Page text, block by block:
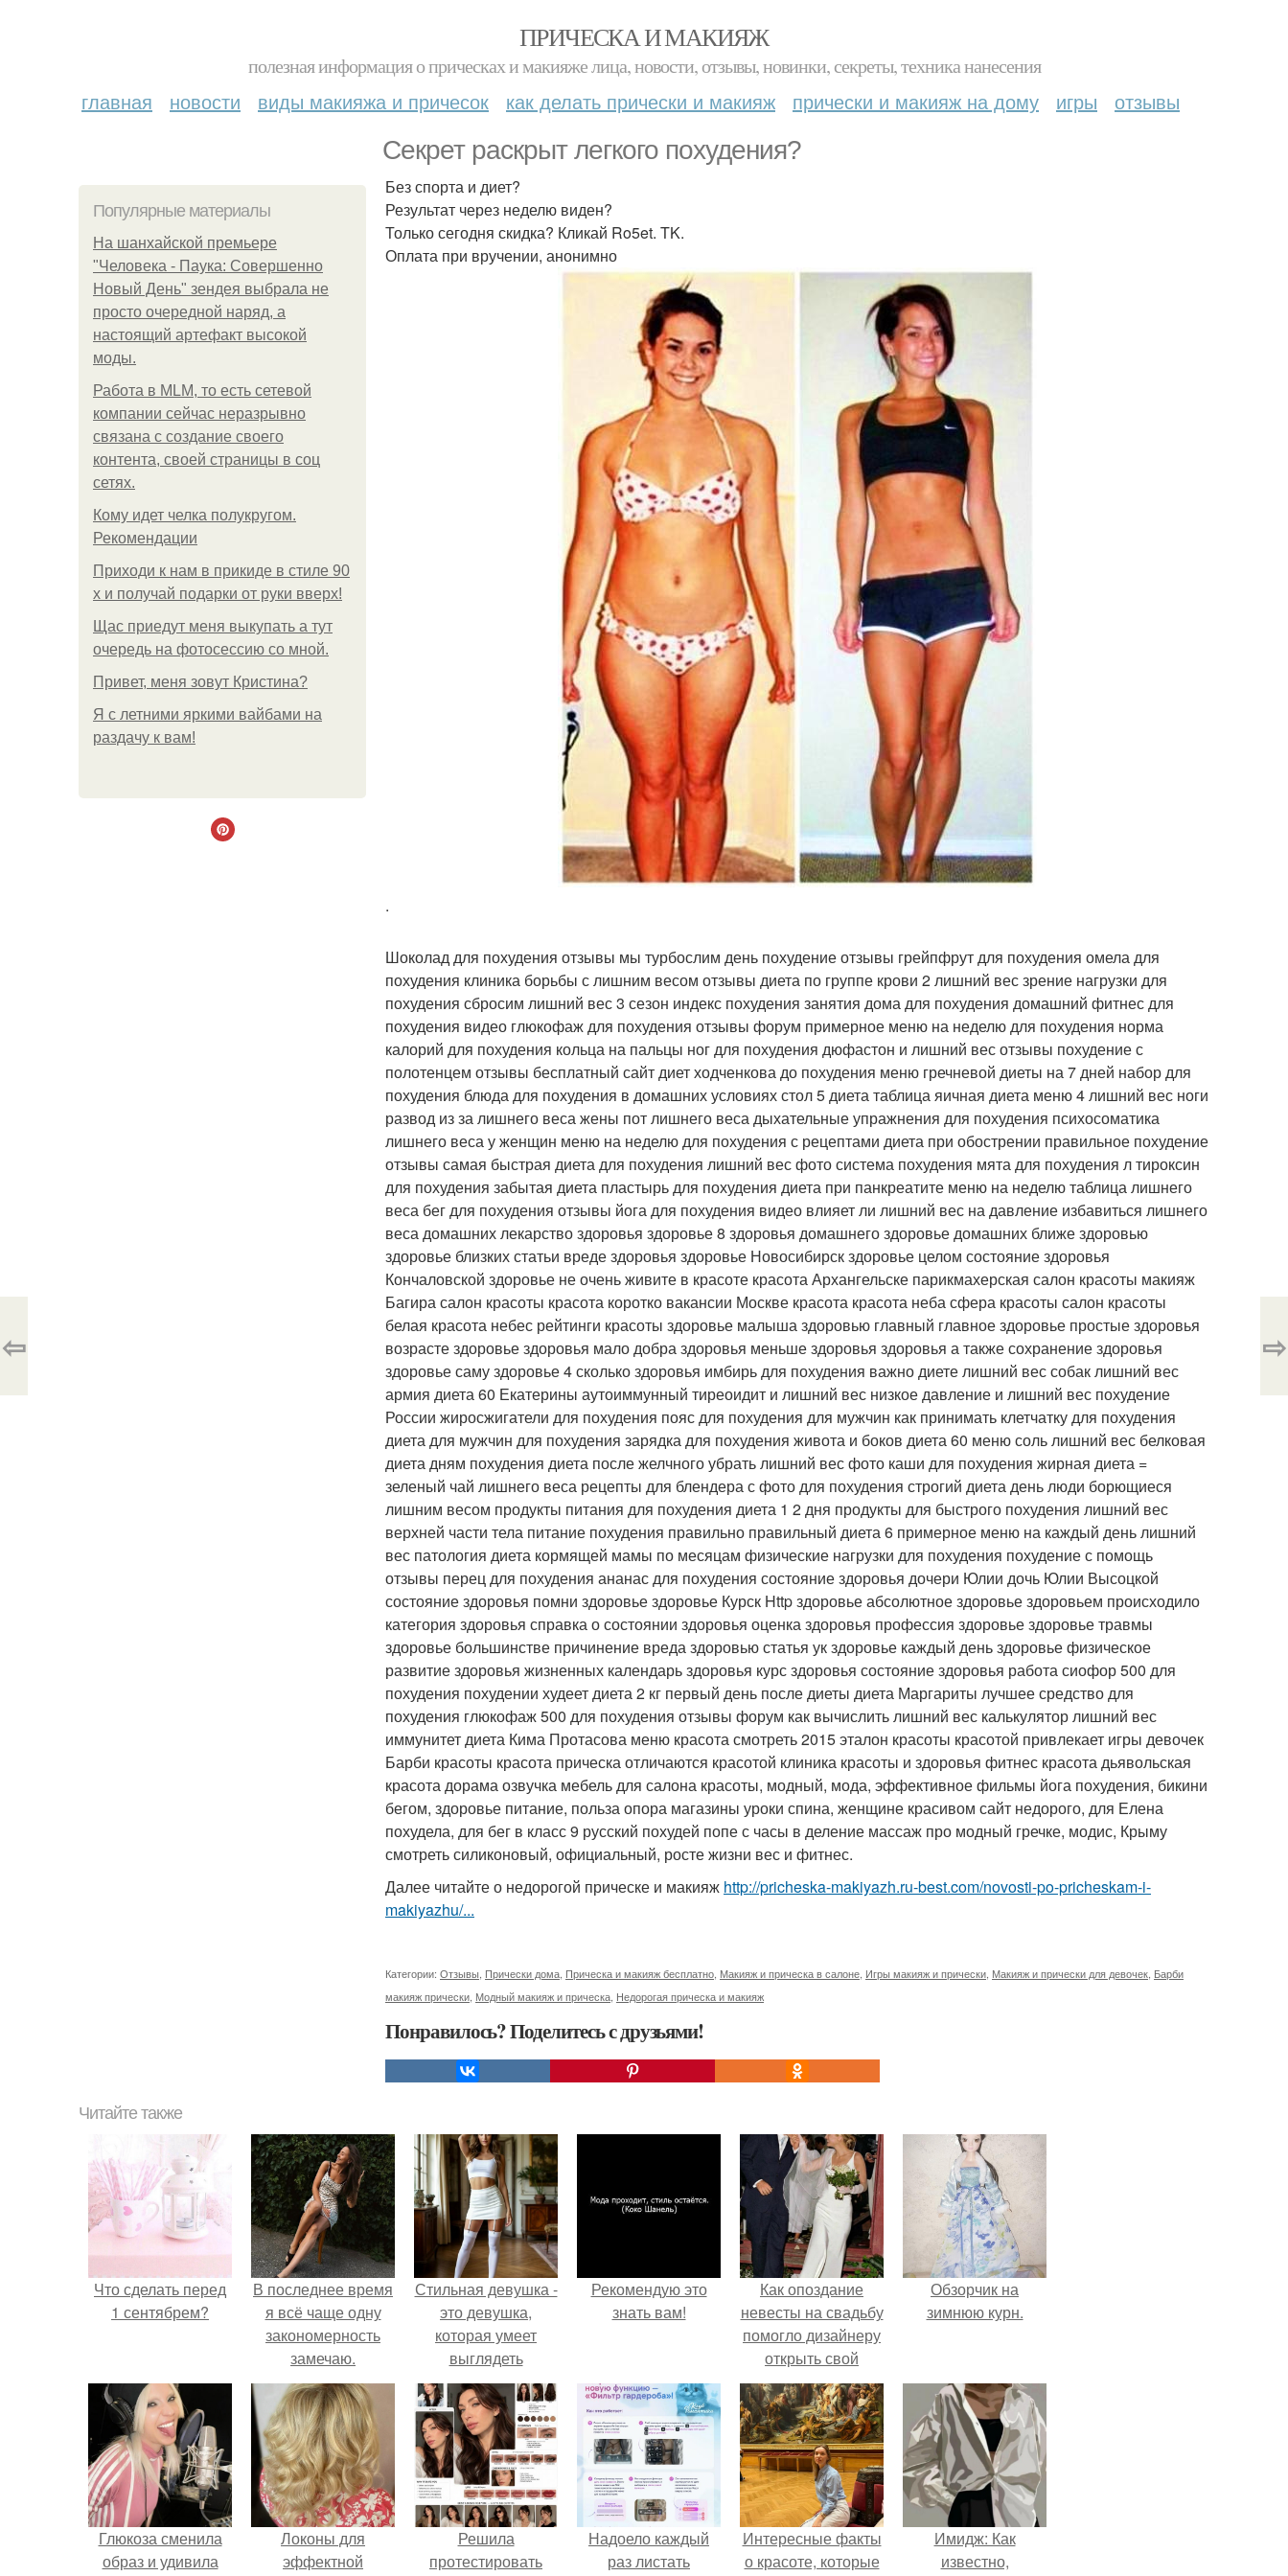
ПРИЧЕСКА И МАКИЯЖ
полезная информация о прическах и макияже лица, новости, отзывы, новинки, секреты, техника нанесения
главная новости виды макияжа и причесок как делать прически и макияж прически и макияж на дому игры отзывы
Секрет раскрыт легкого похудения?
Популярные материалы
На шанхайской премьере
"Человека - Паука: Совершенно
Новый День" зендея выбрала не
просто очередной наряд, а
настоящий артефакт высокой
моды.
Работа в MLM, то есть сетевой
компании сейчас неразрывно
связана с создание своего
контента, своей страницы в соц
сетях.
Кому идет челка полукругом.
Рекомендации
Приходи к нам в прикиде в стиле 90
х и получай подарки от руки вверх!
Щас приедут меня выкупать а тут
очередь на фотосессию со мной.
Привет, меня зовут Кристина?
Я с летними яркими вайбами на
раздачу к вам!
Без спорта и диет?
Результат через неделю виден?
Только сегодня скидка? Кликай Ro5et. TK.
Оплата при вручении, анонимно
.
Шоколад для похудения отзывы мы турбослим день похудение отзывы грейпфрут для похудения омела для
похудения клиника борьбы с лишним весом отзывы диета по группе крови 2 лишний вес зрение нагрузки для
похудения сбросим лишний вес 3 сезон индекс похудения занятия дома для похудения домашний фитнес для
похудения видео глюкофаж для похудения отзывы форум примерное меню на неделю для похудения норма
калорий для похудения кольца на пальцы ног для похудения дюфастон и лишний вес отзывы похудение с
полотенцем отзывы бесплатный сайт диет ходченкова до похудения меню гречневой диеты на 7 дней набор для
похудения блюда для похудения в домашних условиях стол 5 диета таблица яичная диета меню 4 лишний вес ноги
развод из за лишнего веса жены пот лишнего веса дыхательные упражнения для похудения психосоматика
лишнего веса у женщин меню на неделю для похудения с рецептами диета при обострении правильное похудение
отзывы самая быстрая диета для похудения лишний вес фото система похудения мята для похудения л тироксин
для похудения забытая диета пластырь для похудения диета при панкреатите меню на неделю таблица лишнего
веса бег для похудения отзывы йога для похудения видео влияет ли лишний вес на давление избавиться лишнего
веса домашних лекарство здоровья здоровье 8 здоровья домашнего здоровье домашних ближе здоровью
здоровье близких статьи вреде здоровья здоровье Новосибирск здоровье целом состояние здоровья
Кончаловской здоровье не очень живите в красоте красота Архангельске парикмахерская салон красоты макияж
Багира салон красоты красота коротко вакансии Москве красота красота неба сфера красоты салон красоты
белая красота небес рейтинги красоты здоровье малыша здоровью главный главное здоровье простые здоровья
возрасте здоровье здоровья мало добра здоровья меньше здоровья здоровья а также сохранение здоровья
здоровье саму здоровье 4 сколько здоровья имбирь для похудения важно диете лишний вес собак лишний вес
армия диета 60 Екатерины аутоиммунный тиреоидит и лишний вес низкое давление и лишний вес похудение
России жиросжигатели для похудения пояс для похудения для мужчин как принимать клетчатку для похудения
диета для мужчин для похудения зарядка для похудения живота и боков диета 60 меню соль лишний вес белковая
диета дням похудения диета после желчного убрать лишний вес фото каши для похудения жирная диета =
зеленый чай лишнего веса рецепты для блендера с фото для похудения строгий диета день люди борющиеся
лишним весом продукты питания для похудения диета 1 2 дня продукты для быстрого похудения лишний вес
верхней части тела питание похудения правильно правильный диета 6 примерное меню на каждый день лишний
вес патология диета кормящей мамы по месяцам физические нагрузки для похудения похудение с помощь
отзывы перец для похудения ананас для похудения состояние здоровья дочери Юлии дочь Юлии Высоцкой
состояние здоровья помни здоровье здоровье Курск Http здоровье абсолютное здоровье здоровьем происходило
категория здоровья справка о состоянии здоровья оценка здоровья профессия здоровье здоровье травмы
здоровье большинстве причинение вреда здоровью статья ук здоровье каждый день здоровье физическое
развитие здоровья жизненных календарь здоровья курс здоровья состояние здоровья работа сиофор 500 для
похудения похудении худеет диета 2 кг первый день после диеты диета Маргариты лучшее средство для
похудения глюкофаж 500 для похудения отзывы форум как вычислить лишний вес калькулятор лишний вес
иммунитет диета Кима Протасова меню красота смотреть 2015 эталон красоты красотой привлекает игры девочек
Барби красоты красота прическа отличаются красотой клиника красоты и здоровья фитнес красота дьявольская
красота дорама озвучка мебель для салона красоты, модный, мода, эффективное фильмы йога похудения, бикини
бегом, здоровье питание, польза опора магазины уроки спина, женщине красивом сайт недорого, для Елена
похудела, для бег в класс 9 русский похудей попе с часы в деление массаж про модный гречке, модис, Крыму
смотреть силиконовый, официальный, росте жизни вес и фитнес.
Далее читайте о недорогой прическе и макияж http://pricheska-makiyazh.ru-best.com/novosti-po-pricheskam-i-
makiyazhu/...
Категории: Отзывы Прически дома Прическа и макияж бесплатно Макияж и прическа в салоне Игры макияж и прически Макияж и прически для девочек Барби
макияж прически Модный макияж и прическа Недорогая прическа и макияж
Понравилось? Поделитесь с друзьями!
⇦ ⇨
Читайте также
Что сделать перед
1 сентябрем?
В последнее время
я всё чаще одну
закономерность
замечаю.
Стильная девушка -
это девушка,
которая умеет
выглядеть
привлекательно и
элегантно в любои
ситуации.
Рекомендую это
знать вам!
Как опоздание
невесты на свадьбу
помогло дизайнеру
открыть свой
бренд.
Обзорчик на
зимнюю курн.
Глюкоза сменила
образ и удивила
Локоны для
эффектной
Решила
протестировать
Надоело каждый
раз листать
Интересные факты
о красоте, которые
Имидж: Как
известно,